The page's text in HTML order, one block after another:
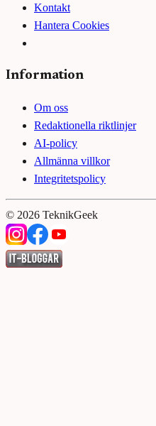
Kontakt
Hantera Cookies
Information
Om oss
Redaktionella riktlinjer
AI-policy
Allmänna villkor
Integritetspolicy
© 2026 TeknikGeek